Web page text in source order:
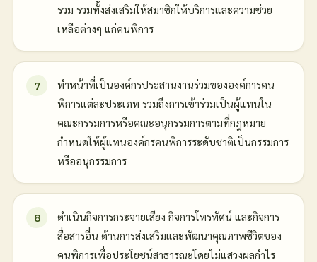
รวม รวมทั้งส่งเสริมให้สมาชิกให้บริการและความช่วย
เหลือต่างๆ แก่คนพิการ
ทำหน้าที่เป็นองค์กรประสานงานร่วมขององค์การคน
พิการแต่ละประเภท รวมถึงการเข้าร่วมเป็นผู้แทนใน
คณะกรรมการหรือคณะอนุกรรมการตามที่กฎหมาย
กำหนดให้ผู้แทนองค์กรคนพิการระดับชาติเป็นกรรมการ
หรืออนุกรรมการ
ดำเนินกิจการกระจายเสียง กิจการโทรทัศน์ และกิจการ
สื่อสารอื่น ด้านการส่งเสริมและพัฒนาคุณภาพชีวิตของ
คนพิการเพื่อประโยชน์สาธารณะโดยไม่แสวงผลกำไร